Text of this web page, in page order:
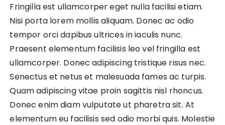
Fringilla est ullamcorper eget nulla facilisi etiam.
Nisi porta lorem mollis aliquam. Donec ac odio
tempor orci dapibus ultrices in iaculis nunc.
Praesent elementum facilisis leo vel fringilla est
ullamcorper. Donec adipiscing tristique risus nec.
Senectus et netus et malesuada fames ac turpis.
Quam adipiscing vitae proin sagittis nisl rhoncus.
Donec enim diam vulputate ut pharetra sit. At
elementum eu facilisis sed odio morbi quis. Molestie